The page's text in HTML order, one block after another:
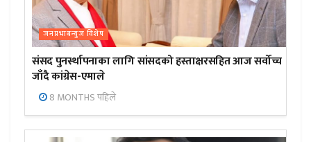
जनप्रभाबन्युज विशेष
संसद पुनर्स्थापनाका लागि सांसदको हस्ताक्षरसहित आज सर्वोच्च
जाँदै कांग्रेस-एमाले
8 MONTHS पहिले